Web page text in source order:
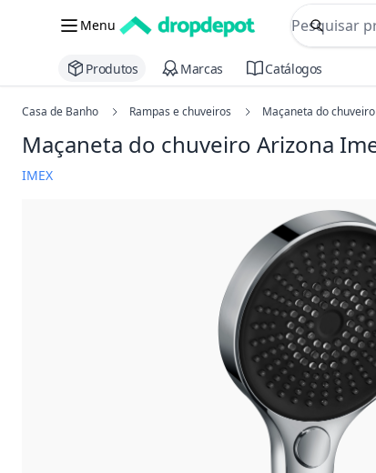
Menu
commerce
Procurar
Produtos Marcas Catálogos
Casa de Banho Rampas e chuveiros Maçaneta do
Maçaneta do chuveiro Arizona
IMEX